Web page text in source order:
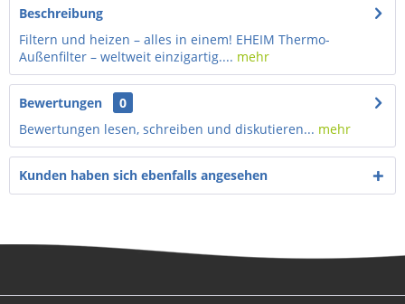
Beschreibung
Filtern und heizen – alles in einem! EHEIM Thermo-
Außenfilter – weltweit einzigartig.... mehr
Bewertungen
0
Bewertungen lesen, schreiben und diskutieren... mehr
Kunden haben sich ebenfalls angesehen